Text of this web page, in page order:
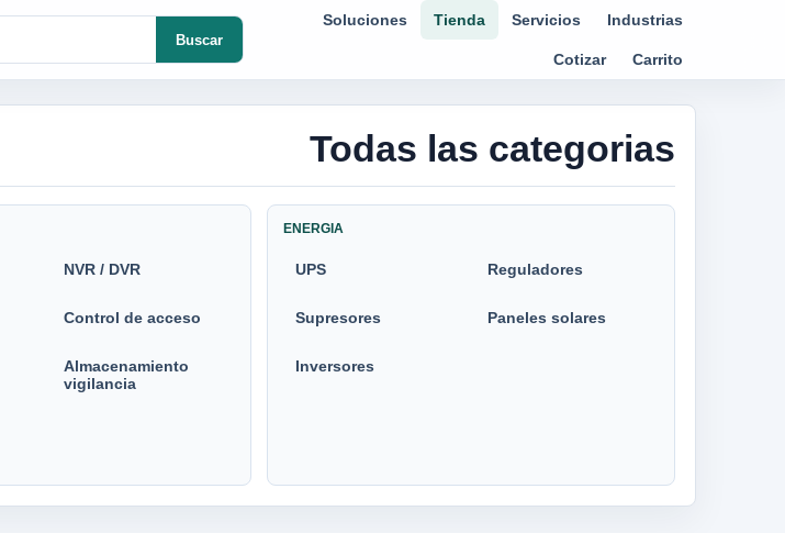
Buscar
Soluciones Tienda Servicios Industrias
Cotizar Carrito
Todas las categorias
NVR / DVR
Control de acceso
Almacenamiento
vigilancia
ENERGIA
UPS Reguladores
Supresores Paneles solares
Inversores